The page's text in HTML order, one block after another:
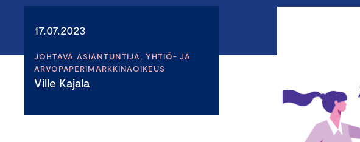
17.07.2023
JOHTAVA ASIANTUNTIJA, YHTIÖ- JA
ARVOPAPERIMARKKINAOIKEUS
Ville Kajala